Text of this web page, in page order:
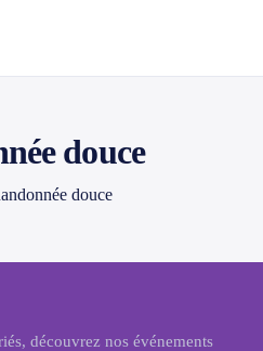
douce
douce
découvrez nos événements